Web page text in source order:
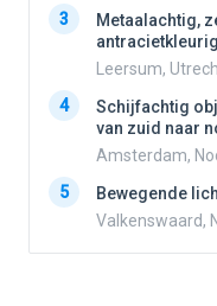
3
Metaalachtig,
Leersum,
4
Schijfachtig
van zuid naar
Amsterdam,
5
Bewegende
Valkenswaard,